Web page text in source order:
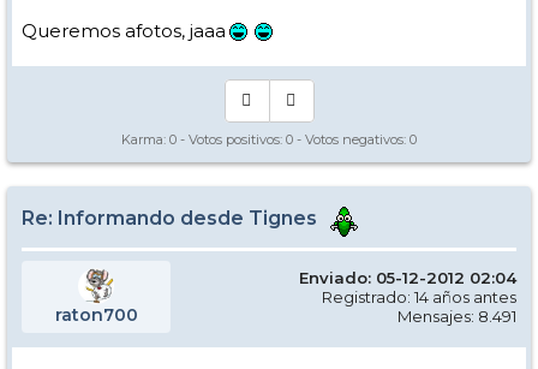
Queremos afotos, jaaa
Karma: 0 - Votos positivos: 0 - Votos negativos: 0
Re: Informando desde Tignes
raton700
Enviado: 05-12-2012 02:04
Registrado: 14 años antes
Mensajes: 8.491